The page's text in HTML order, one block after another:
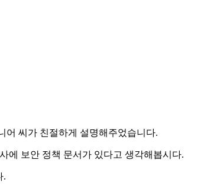
어 씨가 친절하게 설명해주었습니다.
에 보안 정책 문서가 있다고 생각해봅시다.
.